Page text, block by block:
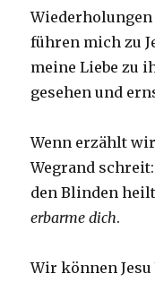
führen mich zu
meine Liebe zu
gesehen und
Wenn erzählt
Wegrand schreit:
den Blinden
erbarme dich.
Wir können